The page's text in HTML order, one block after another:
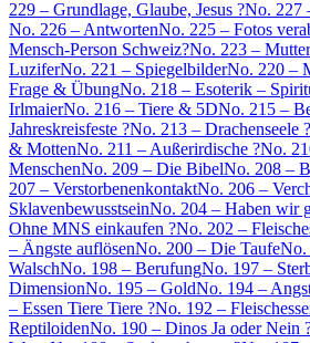
229 – Grundlage, Glaube, Jesus ?No. 227
No. 226 – AntwortenNo. 225 – Fotos
Mensch-Person Schweiz?No. 223 –
LuziferNo. 221 – SpiegelbilderNo. 220 –
Frage & ÜbungNo. 218 – Esoterik –
IrlmaierNo. 216 – Tiere & 5DNo. 215 –
Jahreskreisfeste ?No. 213 – Drachenseele ?
& MottenNo. 211 – Außerirdische ?No.
MenschenNo. 209 – Die BibelNo. 208 –
207 – VerstorbenenkontaktNo. 206 –
SklavenbewusstseinNo. 204 – Haben wir
Ohne MNS einkaufen ?No. 202 –
– Ängste auflösenNo. 200 – Die TaufeNo.
WalschNo. 198 – BerufungNo. 197 –
DimensionNo. 195 – GoldNo. 194 –
– Essen Tiere Tiere ?No. 192 –
ReptiloidenNo. 190 – Dinos Ja oder Nein